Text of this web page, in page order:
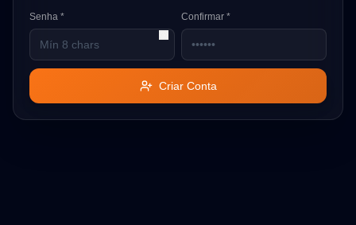
Senha * Confirmar *
Criar Conta